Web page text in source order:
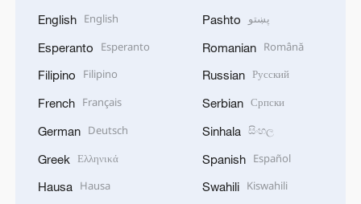
English English
Esperanto Esperanto
Filipino Filipino
French Français
German Deutsch
Greek Ελληνικά
Hausa Hausa
Pashto پښتو
Romanian Română
Russian Русский
Serbian Српски
Sinhala සිංහල
Spanish Español
Swahili Kiswahili